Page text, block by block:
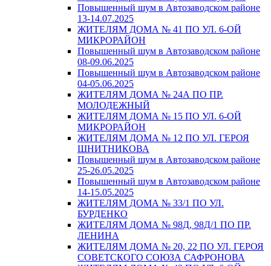
Повышенный шум в Автозаводском районе
13-14.07.2025
ЖИТЕЛЯМ ДОМА № 41 ПО УЛ. 6-ОЙ
МИКРОРАЙОН
Повышенный шум в Автозаводском районе
08-09.06.2025
Повышенный шум в Автозаводском районе
04-05.06.2025
ЖИТЕЛЯМ ДОМА № 24А ПО ПР.
МОЛОДЕЖНЫЙ
ЖИТЕЛЯМ ДОМА № 15 ПО УЛ. 6-ОЙ
МИКРОРАЙОН
ЖИТЕЛЯМ ДОМА № 12 ПО УЛ. ГЕРОЯ
ШНИТНИКОВА
Повышенный шум в Автозаводском районе
25-26.05.2025
Повышенный шум в Автозаводском районе
14-15.05.2025
ЖИТЕЛЯМ ДОМА № 33/1 ПО УЛ.
БУРДЕНКО
ЖИТЕЛЯМ ДОМА № 98Д, 98Д/1 ПО ПР.
ЛЕНИНА
ЖИТЕЛЯМ ДОМА № 20, 22 ПО УЛ. ГЕРОЯ
СОВЕТСКОГО СОЮЗА САФРОНОВА